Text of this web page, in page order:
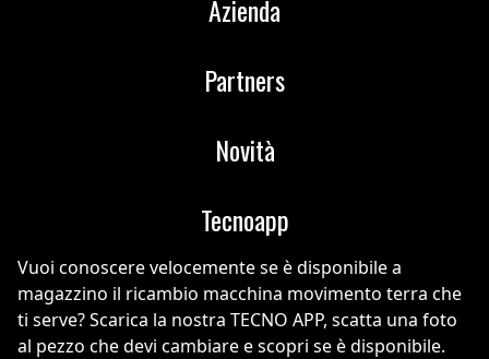
Azienda
Partners
Novità
Tecnoapp
Vuoi conoscere velocemente se è disponibile a
magazzino il ricambio macchina movimento terra che
ti serve? Scarica la nostra TECNO APP, scatta una foto
al pezzo che devi cambiare e scopri se è disponibile.